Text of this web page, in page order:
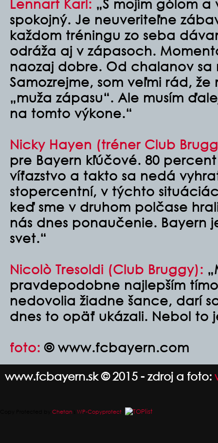
Lennart Karl: „S mojím gólom a
spokojný. Je neuveriteľne
každom tréningu zo seba
odráža aj v zápasoch.
naozaj dobre. Od chalanov sa
Samozrejme, som veľmi rád, že
„muža zápasu“. Ale musím
na tomto výkone.“
Nicky Hayen (tréner Club
pre Bayern kľúčové. 80
víťazstvo a takto sa nedá
stopercentní, v týchto
keď sme v druhom polčase
nás dnes ponaučenie. Bayern
svet.“
Nicolò Tresoldi (Club Bruggy):
pravdepodobne najlepším
nedovolia žiadne šance, darí
dnes to opäť ukázali. Nebol to
foto:© www.fcbayern.com
www.fcbayern.sk © 2015 - zdroj a foto:
Chetan WP-Copyprotect